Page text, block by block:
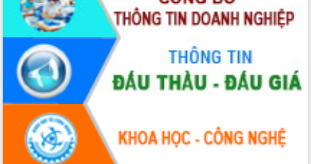
Ứng dụng sinh trắc học - Bước tiến
trong hành trình chuyển đổi số tại Đắk
Lắk
Đắk Lắk nâng cao hiệu quả công tác
Đảng từ Sổ tay đảng viên điện tử
Đắk Lắk đẩy mạnh nuôi biển công
nghệ, hướng tới phát triển thủy sản
bền vững
Tập huấn nâng cao năng lực triển khai
chuyển đổi số cho cán bộ, công chức
cấp xã